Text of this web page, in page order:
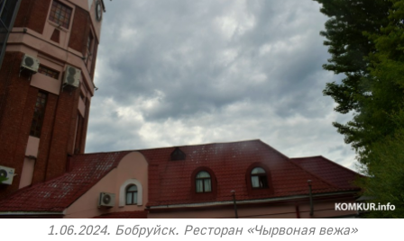
1.06.2024. Бобруйск. Ресторан «Чырвоная вежа»